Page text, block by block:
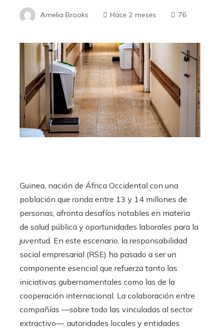
Amelia Brooks Hace 2 meses 76
Guinea, nación de África Occidental con una
población que ronda entre 13 y 14 millones de
personas, afronta desafíos notables en materia
de salud pública y oportunidades laborales para la
juventud. En este escenario, la responsabilidad
social empresarial (RSE) ha pasado a ser un
componente esencial que refuerza tanto las
iniciativas gubernamentales como las de la
cooperación internacional. La colaboración entre
compañías —sobre todo las vinculadas al sector
extractivo—, autoridades locales y entidades